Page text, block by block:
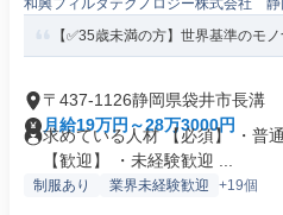
和興フィルタテクノロジー株式会社 静
【✅35歳未満の方】世界基準のモ
〒437-1126静岡県袋井市長溝
月給19万円～28万3000円
求めている人材 【必須】 ・普
【歓迎】 ・未経験歓迎 ...
制服あり 業界未経験歓迎 +19個